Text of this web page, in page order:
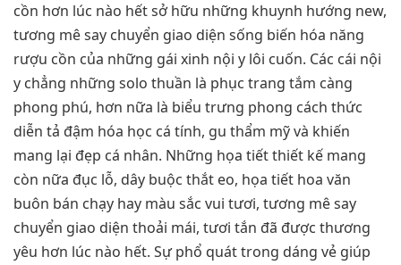
cồn hơn lúc nào hết sở hữu những khuynh hướng new,
tương mê say chuyển giao diện sống biến hóa năng
rượu cồn của những gái xinh nội y lôi cuốn. Các cái nội
y chẳng những solo thuần là phục trang tắm càng
phong phú, hơn nữa là biểu trưng phong cách thức
diễn tả đậm hóa học cá tính, gu thẩm mỹ và khiến
mang lại đẹp cá nhân. Những họa tiết thiết kế mang
còn nữa đục lỗ, dây buộc thắt eo, họa tiết hoa văn
buôn bán chạy hay màu sắc vui tươi, tương mê say
chuyển giao diện thoải mái, tươi tắn đã được thương
yêu hơn lúc nào hết. Sự phổ quát trong dáng vẻ giúp